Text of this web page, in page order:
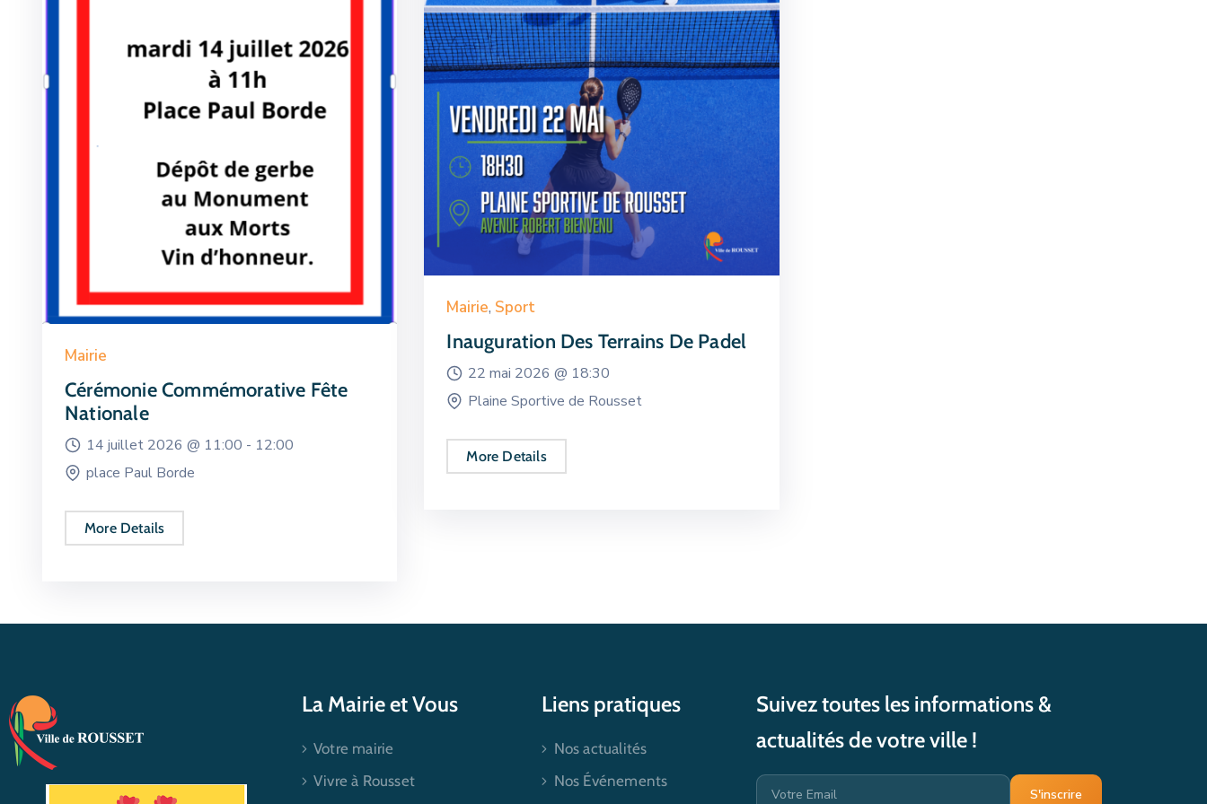
Mairie
Cérémonie Commémorative Fête
Nationale
14 juillet 2026 @ 11:00 - 12:00
place Paul Borde
More Details
Mairie, Sport
Inauguration Des Terrains De Padel
22 mai 2026 @ 18:30
Plaine Sportive de Rousset
More Details
La Mairie et Vous
Votre mairie
Vivre à Rousset
Liens pratiques
Nos actualités
Nos Événements
Suivez toutes les informations &
actualités de votre ville !